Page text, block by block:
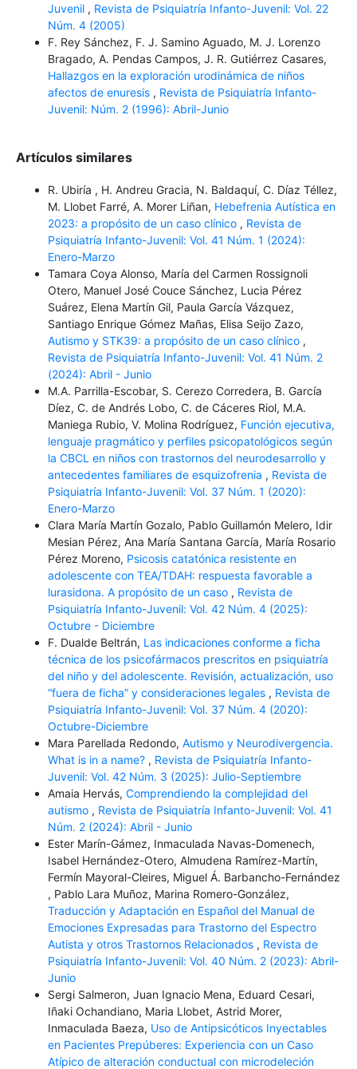
Juvenil , Revista de Psiquiatría Infanto-Juvenil: Vol. 22
Núm. 4 (2005)
F. Rey Sánchez, F. J. Samino Aguado, M. J. Lorenzo
Bragado, A. Pendas Campos, J. R. Gutiérrez Casares,
Hallazgos en la exploración urodinámica de niños
afectos de enuresis , Revista de Psiquiatría Infanto-
Juvenil: Núm. 2 (1996): Abril-Junio
Artículos similares
R. Ubiría , H. Andreu Gracia, N. Baldaquí, C. Díaz Téllez,
M. Llobet Farré, A. Morer Liñan, Hebefrenia Autística en
2023: a propósito de un caso clínico , Revista de
Psiquiatría Infanto-Juvenil: Vol. 41 Núm. 1 (2024):
Enero-Marzo
Tamara Coya Alonso, María del Carmen Rossignoli
Otero, Manuel José Couce Sánchez, Lucia Pérez
Suárez, Elena Martín Gil, Paula García Vázquez,
Santiago Enrique Gómez Mañas, Elisa Seijo Zazo,
Autismo y STK39: a propósito de un caso clínico ,
Revista de Psiquiatría Infanto-Juvenil: Vol. 41 Núm. 2
(2024): Abril - Junio
M.A. Parrilla-Escobar, S. Cerezo Corredera, B. García
Díez, C. de Andrés Lobo, C. de Cáceres Riol, M.A.
Maniega Rubio, V. Molina Rodríguez, Función ejecutiva,
lenguaje pragmático y perfiles psicopatológicos según
la CBCL en niños con trastornos del neurodesarrollo y
antecedentes familiares de esquizofrenia , Revista de
Psiquiatría Infanto-Juvenil: Vol. 37 Núm. 1 (2020):
Enero-Marzo
Clara María Martín Gozalo, Pablo Guillamón Melero, Idir
Mesian Pérez, Ana María Santana García, María Rosario
Pérez Moreno, Psicosis catatónica resistente en
adolescente con TEA/TDAH: respuesta favorable a
lurasidona. A propósito de un caso , Revista de
Psiquiatría Infanto-Juvenil: Vol. 42 Núm. 4 (2025):
Octubre - Diciembre
F. Dualde Beltrán, Las indicaciones conforme a ficha
técnica de los psicofármacos prescritos en psiquiatría
del niño y del adolescente. Revisión, actualización, uso
“fuera de ficha” y consideraciones legales , Revista de
Psiquiatría Infanto-Juvenil: Vol. 37 Núm. 4 (2020):
Octubre-Diciembre
Mara Parellada Redondo, Autismo y Neurodivergencia.
What is in a name? , Revista de Psiquiatría Infanto-
Juvenil: Vol. 42 Núm. 3 (2025): Julio-Septiembre
Amaia Hervás, Comprendiendo la complejidad del
autismo , Revista de Psiquiatría Infanto-Juvenil: Vol. 41
Núm. 2 (2024): Abril - Junio
Ester Marín-Gámez, Inmaculada Navas-Domenech,
Isabel Hernández-Otero, Almudena Ramírez-Martín,
Fermín Mayoral-Cleires, Miguel Á. Barbancho-Fernández
, Pablo Lara Muñoz, Marina Romero-González,
Traducción y Adaptación en Español del Manual de
Emociones Expresadas para Trastorno del Espectro
Autista y otros Trastornos Relacionados , Revista de
Psiquiatría Infanto-Juvenil: Vol. 40 Núm. 2 (2023): Abril-
Junio
Sergi Salmeron, Juan Ignacio Mena, Eduard Cesari,
Iñaki Ochandiano, Maria Llobet, Astrid Morer,
Inmaculada Baeza, Uso de Antipsicóticos Inyectables
en Pacientes Prepúberes: Experiencia con un Caso
Atípico de alteración conductual con microdeleción